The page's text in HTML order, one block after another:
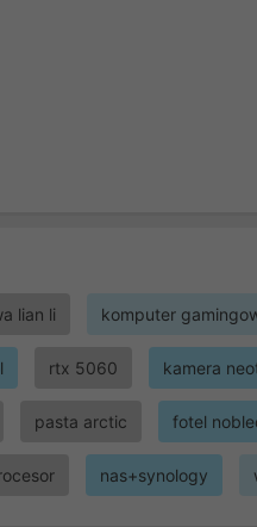
lian li komputer
rtx 5060 kamera
pasta arctic fotel
nas+synology